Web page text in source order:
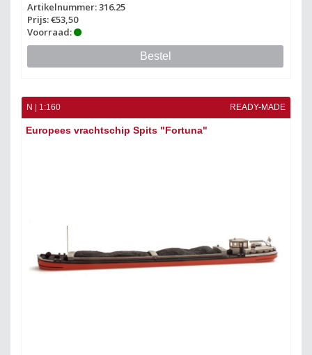
Artikelnummer: 316.25
Prijs: €53,50
Voorraad:
Bestel
N | 1:160 READY-MADE
Europees vrachtschip Spits "Fortuna"